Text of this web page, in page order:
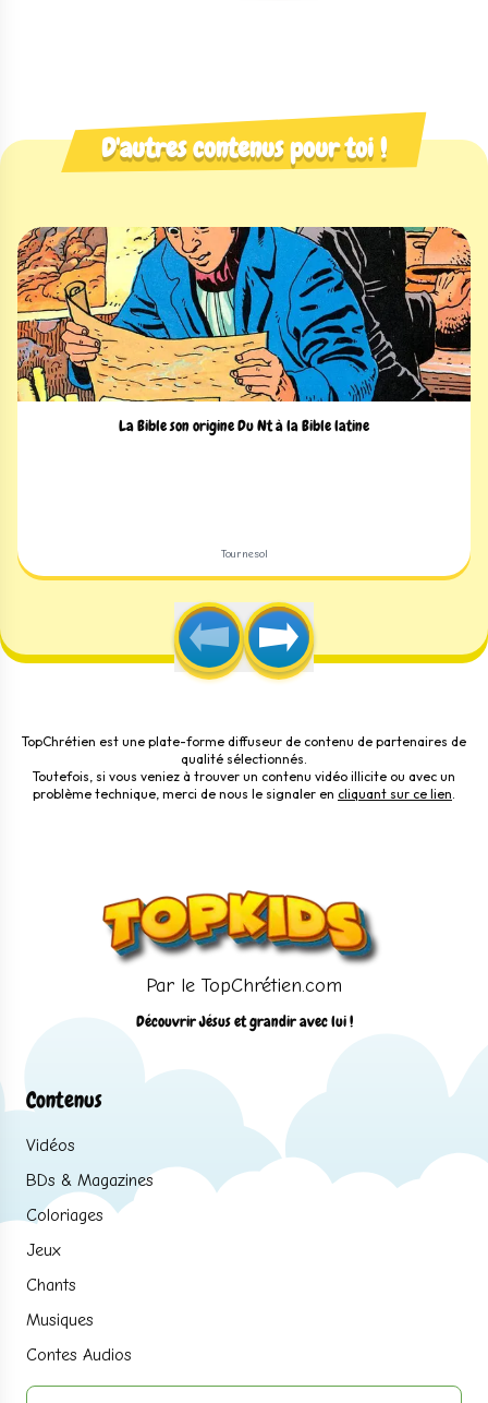
D'autres contenus pour toi !
La Bible son origine Du Nt à la Bible latine
Tournesol
TopChrétien est une plate-forme diffuseur de contenu de partenaires de
qualité sélectionnés.
Toutefois, si vous veniez à trouver un contenu vidéo illicite ou avec un
problème technique, merci de nous le signaler en cliquant sur ce lien.
Par le TopChrétien.com
Découvrir Jésus et grandir avec lui !
Contenus
Vidéos
BDs & Magazines
Coloriages
Jeux
Chants
Musiques
Contes Audios